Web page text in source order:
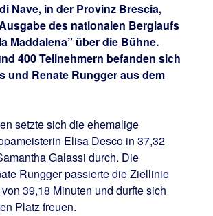
Nave, in der Provinz Brescia,
des nationalen Berglaufs
Maddalena” über die Bühne.
400 Teilnehmern befanden sich
und Renate Rungger aus dem
setzte sich die ehemalige
Elisa Desco in 37,32
Galassi durch. Die
Rungger passierte die Ziellinie
39,18 Minuten und durfte sich
Platz freuen.